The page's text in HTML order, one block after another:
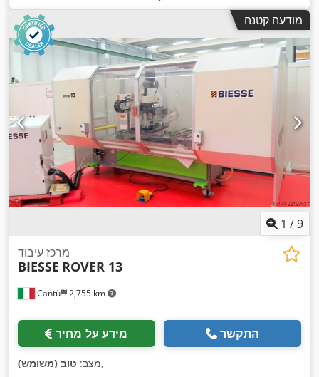
מודעה קטנה
1 /9
Cantù 2,755 km
מרכז עיבוד
BIESSE ROVER 13
מידע על מחיר התקשר
מצב: טוב (משומש) ,